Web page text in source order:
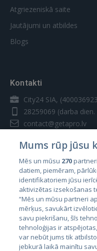
Atgriezeniskā saite
Jautājumi un atbildes
Blogs
Kontakti
City24 SIA,
28259069 (darba
contact@getapro.lv
Valstis
Igaunija
Latvija
Lietuva
Mums rūp jūsu
Mēs un mūsu 270
datiem, piemēram,
identifikatoriem jūsu
aktivizētas izsekošanas
“Mēs un mūsu partneri
mērķus, savukārt
savu piekrišanu, šīs
tehnoloģijas ir
var nebūt jums tik
jebkurā laikā mainītu